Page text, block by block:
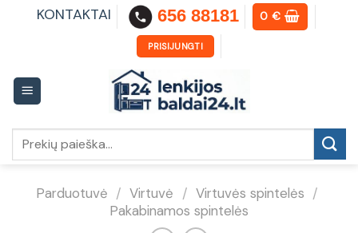
KONTAKTAI 656 88181 0€
PRISIJUNGTI
Parduotuvė / Virtuvė / Virtuvės spintelės /
Pakabinamos spintelės